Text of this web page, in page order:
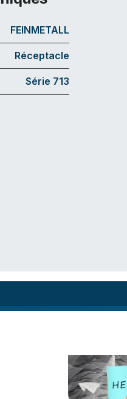
FEINMETALL
Réceptacle
Série 713